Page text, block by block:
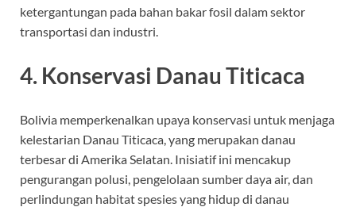
ketergantungan pada bahan bakar fosil dalam sektor
transportasi dan industri.
4. Konservasi Danau Titicaca
Bolivia memperkenalkan upaya konservasi untuk menjaga
kelestarian Danau Titicaca, yang merupakan danau
terbesar di Amerika Selatan. Inisiatif ini mencakup
pengurangan polusi, pengelolaan sumber daya air, dan
perlindungan habitat spesies yang hidup di danau